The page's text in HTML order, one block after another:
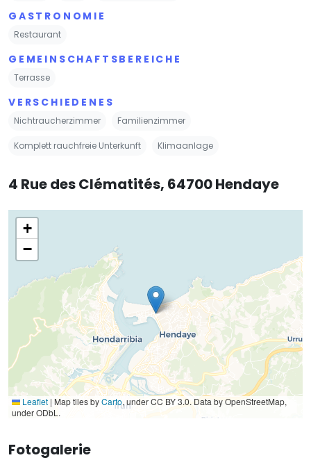
GASTRONOMIE
Restaurant
GEMEINSCHAFTSBEREICHE
Terrasse
VERSCHIEDENES
Nichtraucherzimmer Familienzimmer
Komplett rauchfreie Unterkunft Klimaanlage
4 Rue des Clématités, 64700 Hendaye
+
−
Leaflet | Map tiles byCarto, under CC BY 3.0. Data by OpenStreetMap,
under ODbL.
Fotogalerie